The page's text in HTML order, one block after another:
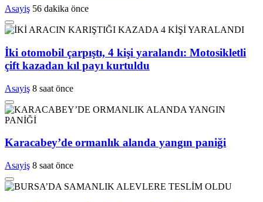
Asayiş 56 dakika önce
İki otomobil çarpıştı, 4 kişi yaralandı: Motosikletli
çift kazadan kıl payı kurtuldu
Asayiş 8 saat önce
Karacabey’de ormanlık alanda yangın paniği
Asayiş 8 saat önce